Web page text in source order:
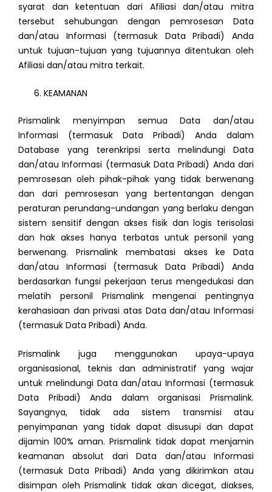
syarat dan ketentuan dari Afiliasi dan/atau mitra
tersebut sehubungan dengan pemrosesan Data
dan/atau Informasi (termasuk Data Pribadi) Anda
untuk tujuan-tujuan yang tujuannya ditentukan oleh
Afiliasi dan/atau mitra terkait.
KEAMANAN
Prismalink menyimpan semua Data dan/atau
Informasi (termasuk Data Pribadi) Anda dalam
Database yang terenkripsi serta melindungi Data
dan/atau Informasi (termasuk Data Pribadi) Anda dari
pemrosesan oleh pihak-pihak yang tidak berwenang
dan dari pemrosesan yang bertentangan dengan
peraturan perundang-undangan yang berlaku dengan
sistem sensitif dengan akses fisik dan logis terisolasi
dan hak akses hanya terbatas untuk personil yang
berwenang. Prismalink membatasi akses ke Data
dan/atau Informasi (termasuk Data Pribadi) Anda
berdasarkan fungsi pekerjaan terus mengedukasi dan
melatih personil Prismalink mengenai pentingnya
kerahasiaan dan privasi atas Data dan/atau Informasi
(termasuk Data Pribadi) Anda.
Prismalink juga menggunakan upaya-upaya
organisasional, teknis dan administratif yang wajar
untuk melindungi Data dan/atau Informasi (termasuk
Data Pribadi) Anda dalam organisasi Prismalink.
Sayangnya, tidak ada sistem transmisi atau
penyimpanan yang tidak dapat disusupi dan dapat
dijamin 100% aman. Prismalink tidak dapat menjamin
keamanan absolut dari Data dan/atau Informasi
(termasuk Data Pribadi) Anda yang dikirimkan atau
disimpan oleh Prismalink tidak akan dicegat, diakses,